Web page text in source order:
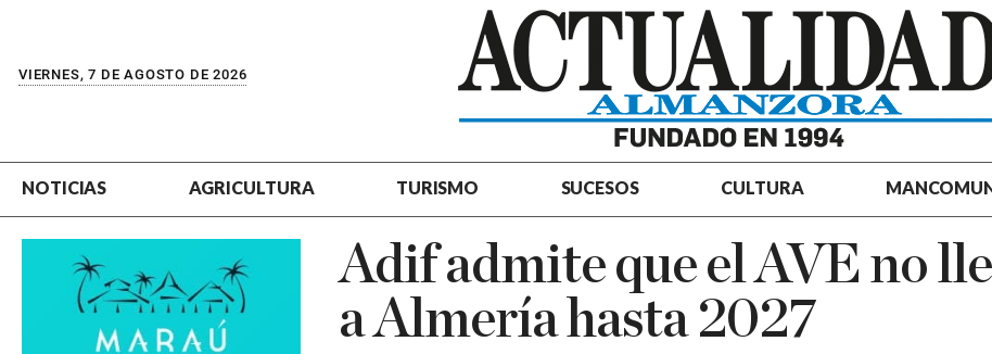
VIERNES, 7 DE AGOSTO DE 2026
NOTICIAS AGRICULTURA TURISMO SUCESOS CULTURA
Adif admite que el AVE no
a Almería hasta 2027